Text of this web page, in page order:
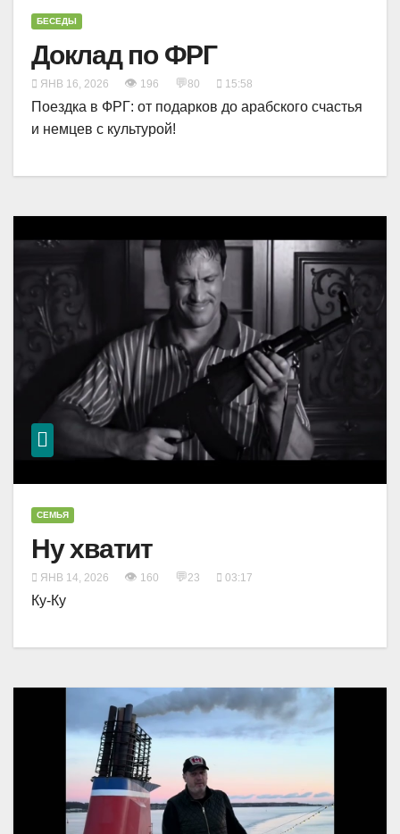
БЕСЕДЫ
Доклад по ФРГ
ЯНВ 16, 2026 👁 196 💬80 15:58
Поездка в ФРГ: от подарков до арабского счастья
и немцев с культурой!
СЕМЬЯ
Ну хватит
ЯНВ 14, 2026 👁 160 💬23 03:17
Ку-Ку